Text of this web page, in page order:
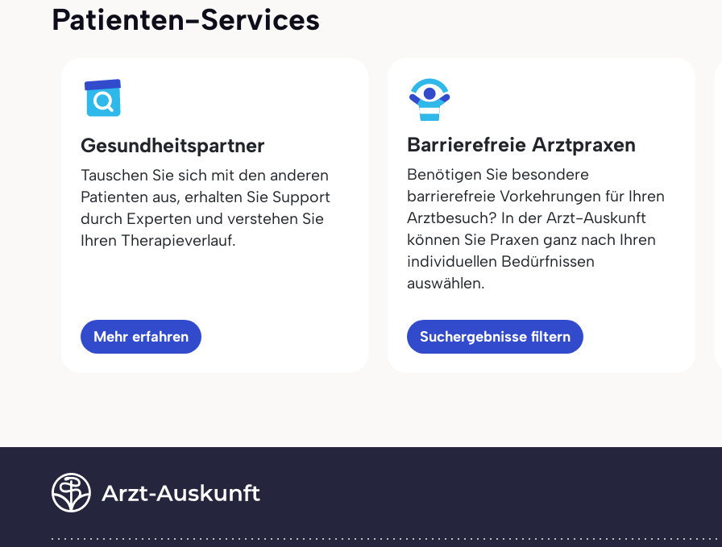
Patienten-Services
Gesundheitspartner
Tauschen Sie sich mit den anderen
Patienten aus, erhalten Sie Support
durch Experten und verstehen Sie
Ihren Therapieverlauf.
Mehr erfahren
Barrierefreie Arztpraxen
Benötigen Sie besondere
barrierefreie Vorkehrungen für Ihren
Arztbesuch? In der Arzt-Auskunft
können Sie Praxen ganz nach Ihren
individuellen Bedürfnissen
auswählen.
Suchergebnisse filtern